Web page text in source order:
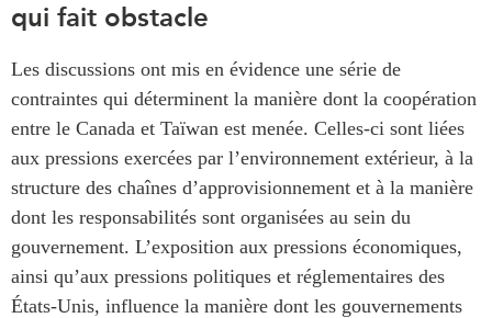
qui fait obstacle
Les discussions ont mis en évidence une série de
contraintes qui déterminent la manière dont la coopération
entre le Canada et Taïwan est menée. Celles-ci sont liées
aux pressions exercées par l’environnement extérieur, à la
structure des chaînes d’approvisionnement et à la manière
dont les responsabilités sont organisées au sein du
gouvernement. L’exposition aux pressions économiques,
ainsi qu’aux pressions politiques et réglementaires des
États-Unis, influence la manière dont les gouvernements